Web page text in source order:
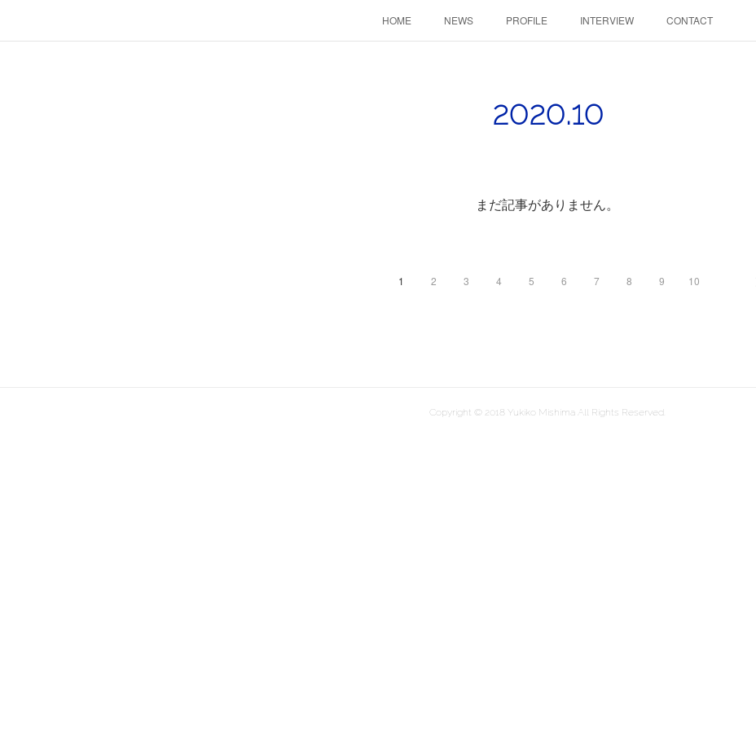
HOME NEWS PROFILE INTERVIEW CONTACT
2020.10
まだ記事がありません。
1 2 3 4 5 6 7 8 9 10
Copyright © 2018 Yukiko Mishima All Rights Reserved.